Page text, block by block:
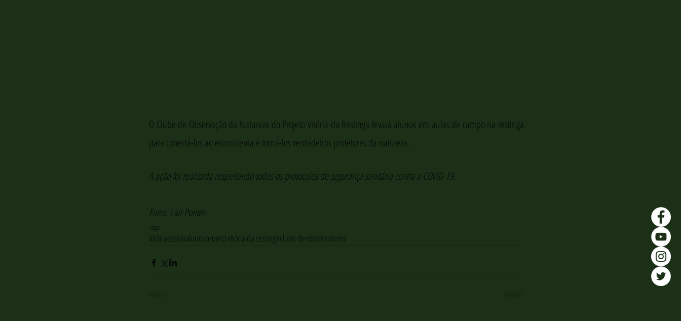
O Clube de Observação da Natureza do Projeto Vitória da Restinga levará alunos em aulas de campo na restinga
para conectá-los ao ecossistema e torná-los verdadeiros protetores da natureza.
A ação foi realizada respeitando todos os protocolos de segurança sanitária contra a COVID-19.
Fotos: Laiz Pontes
Tags:
Vitóriaescolaalunosprojeto vitória da restingaclube de observadores